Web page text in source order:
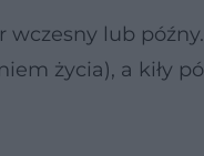
lub
życia), a kiły